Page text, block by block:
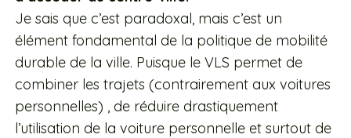
Je sais que c’est paradoxal, mais c’est un
élément fondamental de la politique de mobilité
durable de la ville. Puisque le VLS permet de
combiner les trajets (contrairement aux voitures
personnelles) , de réduire drastiquement
l’utilisation de la voiture personnelle et surtout de